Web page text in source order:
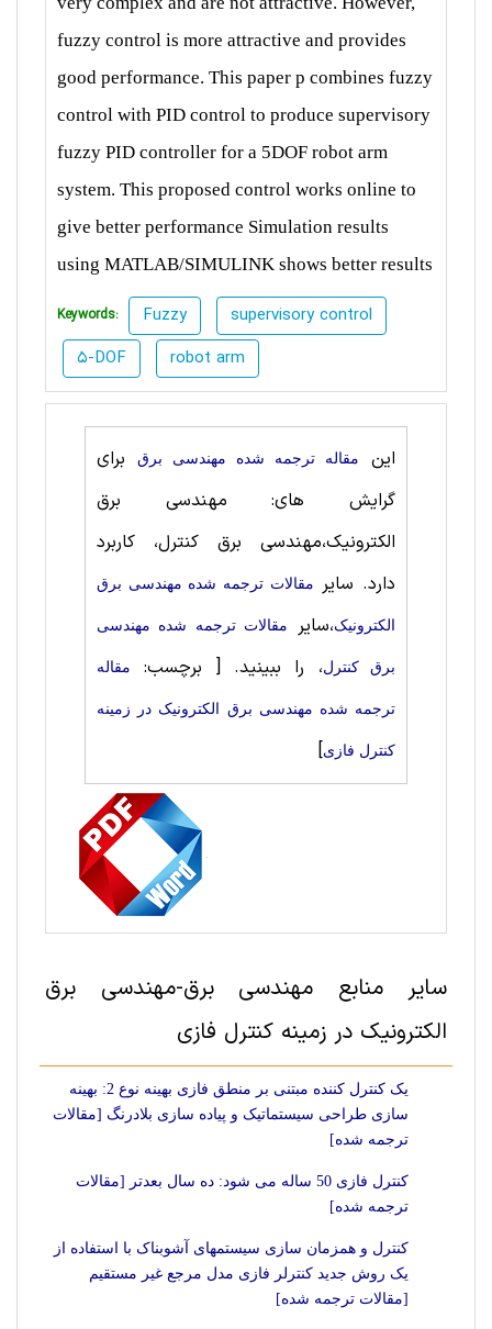
fuzzy control is more attractive and provides
good performance. This paper p combines fuzzy
control with PID control to produce supervisory
fuzzy PID controller for a 5DOF robot arm
system. This proposed control works online to
give better performance Simulation results
using MATLAB/SIMULINK shows better results
Keywords: Fuzzy
supervisory control
5-DOF
robot arm
این مقاله ترجمه شده مهندسی برق
برای
گرایش های: مهندسی برق
الکترونیک،مهندسی برق کنترل، کاربرد
دارد. سایر مقالات ترجمه شده مهندسی برق
الکترونیک،سایر مقالات ترجمه شده مهندسی
برق کنترل، را ببینید.[ برچسب: مقاله
ترجمه شده مهندسی برق الکترونیک در زمینه
کنترل فازی]
سایر منابع مهندسی برق-مهندسی برق
الکترونیک در زمینه کنترل فازی
یک کنترل کننده مبتنی بر منطق فازی بهینه نوع 2: بهینه
سازی طراحی سیستماتیک و پیاده سازی بلادرنگ [مقالات
ترجمه شده]
کنترل فازی 50 ساله می شود: ده سال بعدتر [مقالات
ترجمه شده]
کنترل و همزمان سازی سیستمهای آشوبناک با استفاده از
یک روش جدید کنترلر فازی مدل مرجع غیر مستقیم
[مقالات ترجمه شده]